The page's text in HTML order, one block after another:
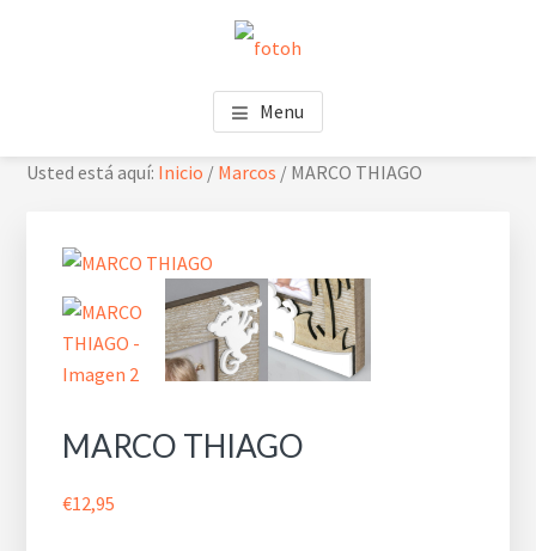
Menu
Usted está aquí: Inicio / Marcos / MARCO THIAGO
MARCO THIAGO
€12,95